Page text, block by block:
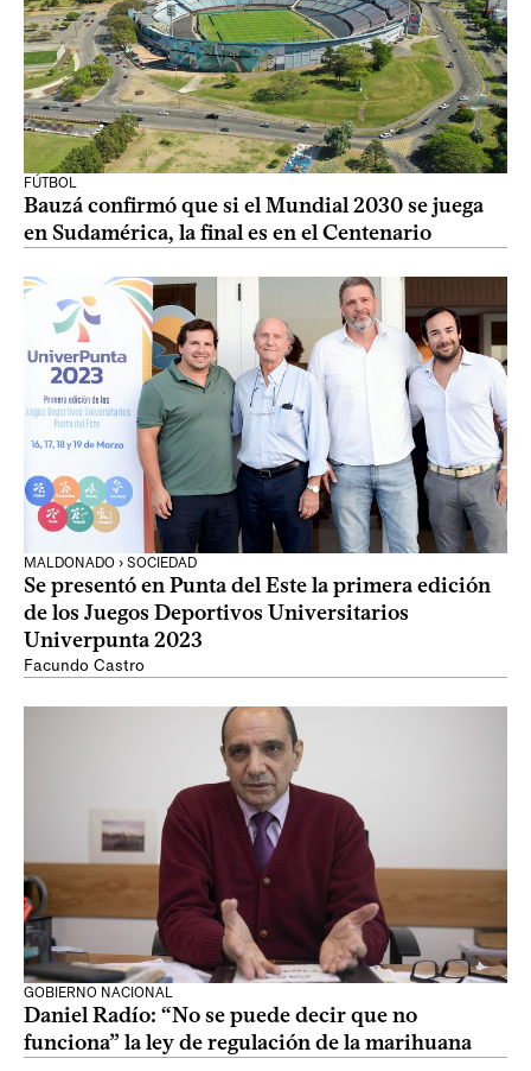
FÚTBOL
Bauzá confirmó que si el Mundial 2030 se juega
en Sudamérica, la final es en el Centenario
MALDONADO › SOCIEDAD
Se presentó en Punta del Este la primera edición
de los Juegos Deportivos Universitarios
Univerpunta 2023
Facundo Castro
GOBIERNO NACIONAL
Daniel Radío: “No se puede decir que no
funciona” la ley de regulación de la marihuana